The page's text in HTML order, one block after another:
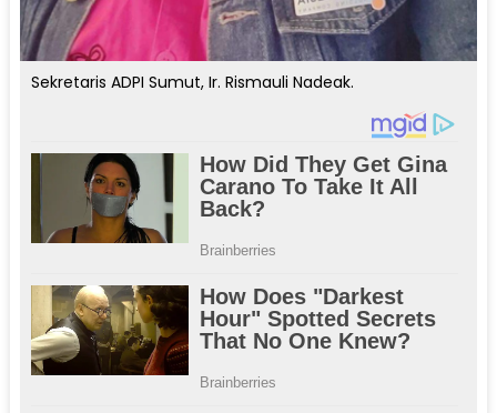
Sekretaris ADPI Sumut, Ir. Rismauli Nadeak.